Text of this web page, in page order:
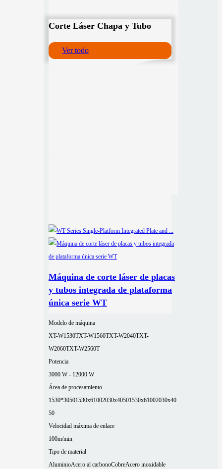
Corte Láser Chapa y Tubo
Ver todo
Máquina de corte láser de placas
y tubos integrada de plataforma
única serie WT
Modelo de máquina
XT-W1530TXT-W1560TXT-W2040TXT-
W2060TXT-W2560T
Potencia
3000 W - 12000 W
Área de procesamiento
1530*30501530x61002030x40501530x61002030x40
50
Velocidad máxima de enlace
100m/min
Tipo de material
AluminioAcero al carbonoCobreAcero inoxidable